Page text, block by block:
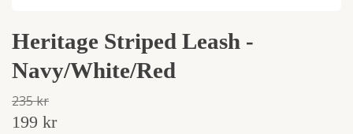
Heritage Striped Leash -
Navy/White/Red
235 kr
199 kr